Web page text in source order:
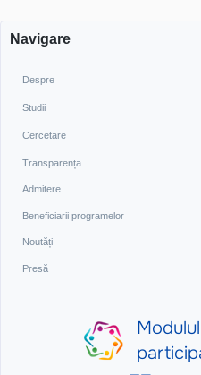
articole
Navigare
Despre
Studii
Cercetare
Transparența
Admitere
Beneficiarii programelor
Noutăți
Presă